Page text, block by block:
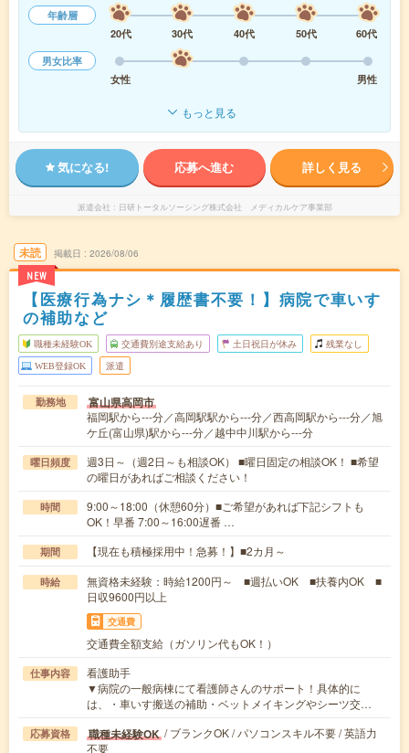
年齢層
20代
30代 40代 50代
60代
男女比率
女性
男性
もっと見る
気になる! 応募へ進む 詳しく見る
派遣会社 日研トータルソーシング株式会社 メディカルケア事業部
未読
NEW
掲載日 2026/08/06
【医療行為ナシ＊履歴書不要！】病院で車いす
の補助など
職種未経験OK 交通費別途支給あり 土日祝日が休み 残業なし
WEB登録OK 派遣
勤務地 富山県高岡市
福岡駅から---分／高岡駅駅から---分／西高岡駅から---分／旭
ケ丘(富山県)駅から---分／越中中川駅から---分
曜日頻度
週3日～（週2日～も相談OK） ■曜日固定の相談OK！ ■希望
の曜日があればご相談ください！
時間
9:00～18:00（休憩60分）■ご希望があれば下記シフトも
OK！早番 7:00～16:00遅番 …
期間 【現在も積極採用中！急募！】■2カ月～
時給
無資格未経験：時給1200円～ ■週払いOK ■扶養内OK ■
日収9600円以上
交通費
交通費全額支給（ガソリン代もOK！）
仕事内容
看護助手
▼病院の一般病棟にて看護師さんのサポート！具体的に
は、・車いす搬送の補助・ベットメイキングやシーツ交…
応募資格 職種未経験OK / ブランクOK / パソコンスキル不要 / 英語力
不要